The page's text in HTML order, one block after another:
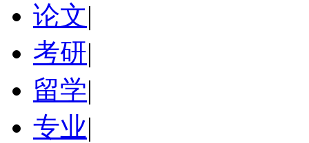
论文|
考研|
留学|
专业|